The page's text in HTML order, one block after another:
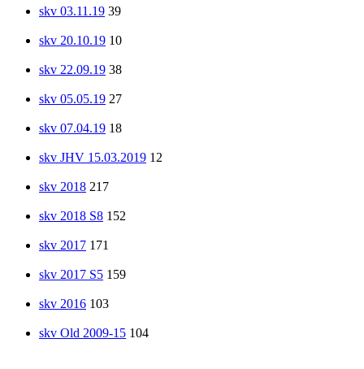
skv 03.11.19 39
skv 20.10.19 10
skv 22.09.19 38
skv 05.05.19 27
skv 07.04.19 18
skv JHV 15.03.2019 12
skv 2018 217
skv 2018 S8 152
skv 2017 171
skv 2017 S5 159
skv 2016 103
skv Old 2009-15 104